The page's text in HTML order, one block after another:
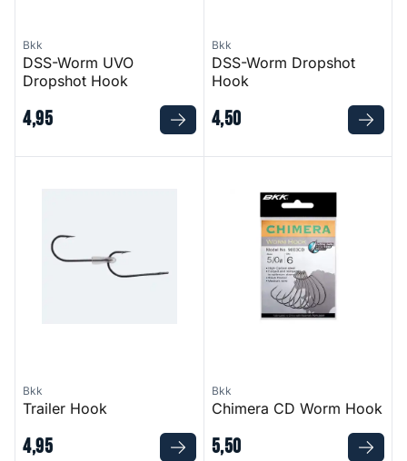
Bkk
DSS-Worm UVO
Dropshot Hook
4,95
Bkk
DSS-Worm Dropshot
Hook
4,50
Bkk
Trailer Hook
4,95
Bkk
Chimera CD Worm Hook
5,50